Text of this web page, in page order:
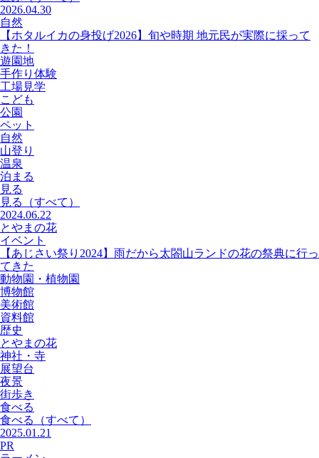
2026.04.30
自然
【ホタルイカの身投げ2026】旬や時期 地元民が実際に採って
きた！
遊園地
手作り体験
工場見学
こども
公園
ペット
自然
山登り
温泉
泊まる
見る
見る
（すべて）
2024.06.22
とやまの花
イベント
【あじさい祭り2024】雨だから太閤山ランドの花の祭典に行っ
てきた
動物園・植物園
博物館
美術館
資料館
歴史
とやまの花
神社・寺
展望台
夜景
街歩き
食べる
食べる
（すべて）
2025.01.21
PR